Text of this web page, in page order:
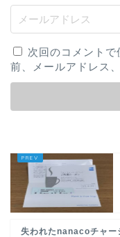
次回のコメント
前、メールアドレス
失われたnanacoチャー